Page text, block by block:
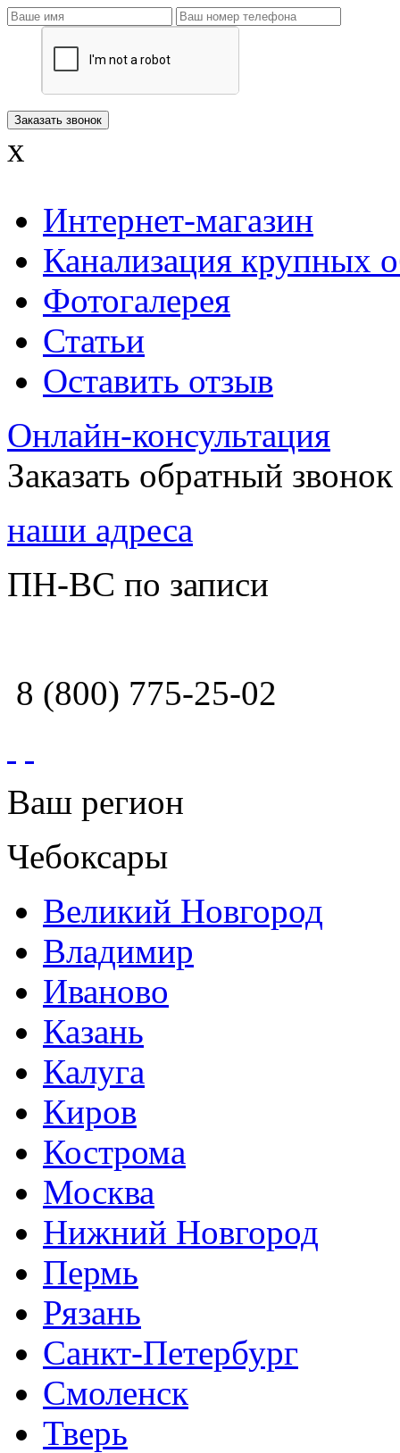
x
Интернет-магазин
Канализация крупных
Фотогалерея
Статьи
Оставить отзыв
Онлайн-консультация
Заказать обратный звонок
наши адреса
ПН-ВС по записи
8 (800) 775-25-02
Ваш регион
Чебоксары
Великий Новгород
Владимир
Иваново
Казань
Калуга
Киров
Кострома
Москва
Нижний Новгород
Пермь
Рязань
Санкт-Петербург
Смоленск
Тверь